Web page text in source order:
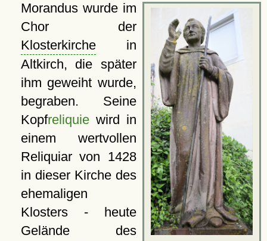
Morandus wurde im
Chor der
Klosterkirchein
Altkirch, die später
ihm geweiht wurde,
begraben. Seine
Kopfreliquiewird in
einem wertvollen
Reliquiar von 1428
in dieser Kirche des
ehemaligen
Klosters - heute
Gelände des